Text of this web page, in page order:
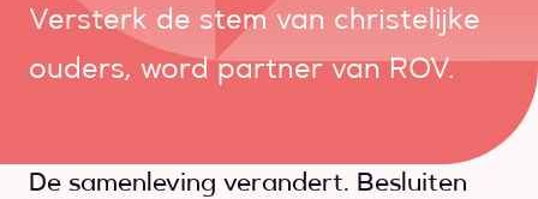
Versterk de stem van christelijke
ouders, word partner van ROV.
De samenleving verandert. Besluiten